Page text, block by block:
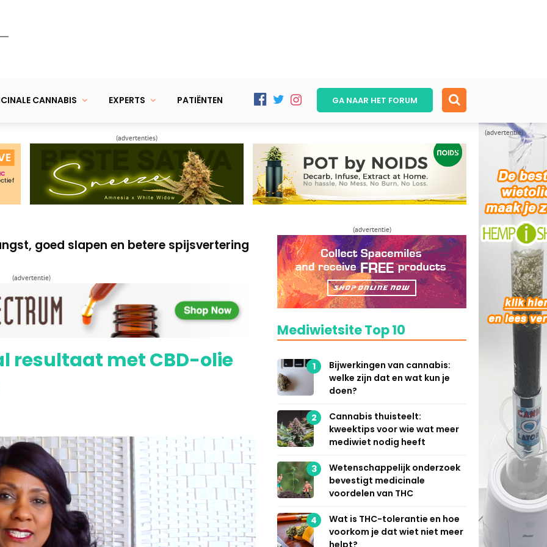
(advertentie)
CANNABIS EXPERTS PATIËNTEN GA NAAR HET FORUM
(advertenties)
hond dankzij CBD
chemo en is kankervrij door wietolie
hond dankzij CBD
chemo en is kankervrij door wietolie
(advertentie)
resultaat met CBD-olie
(advertentie)
Mediwietsite Top 10
1
Bijwerkingen van cannabis:
welke zijn dat en wat kun je
doen?
2
Cannabis thuisteelt:
kweektips voor wie wat meer
mediwiet nodig heeft
3
Wetenschappelijk onderzoek
bevestigt medicinale
voordelen van THC
4
Wat is THC-tolerantie en hoe
voorkom je dat wiet niet meer
helpt?